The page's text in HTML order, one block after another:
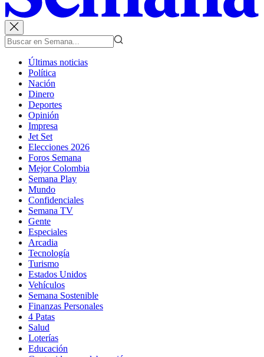
Últimas noticias
Política
Nación
Dinero
Deportes
Opinión
Impresa
Jet Set
Elecciones 2026
Foros Semana
Mejor Colombia
Semana Play
Mundo
Confidenciales
Semana TV
Gente
Especiales
Arcadia
Tecnología
Turismo
Estados Unidos
Vehículos
Semana Sostenible
Finanzas Personales
4 Patas
Salud
Loterías
Educación